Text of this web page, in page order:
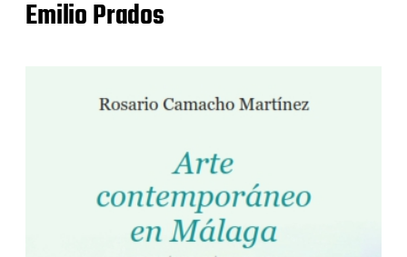
Emilio Prados